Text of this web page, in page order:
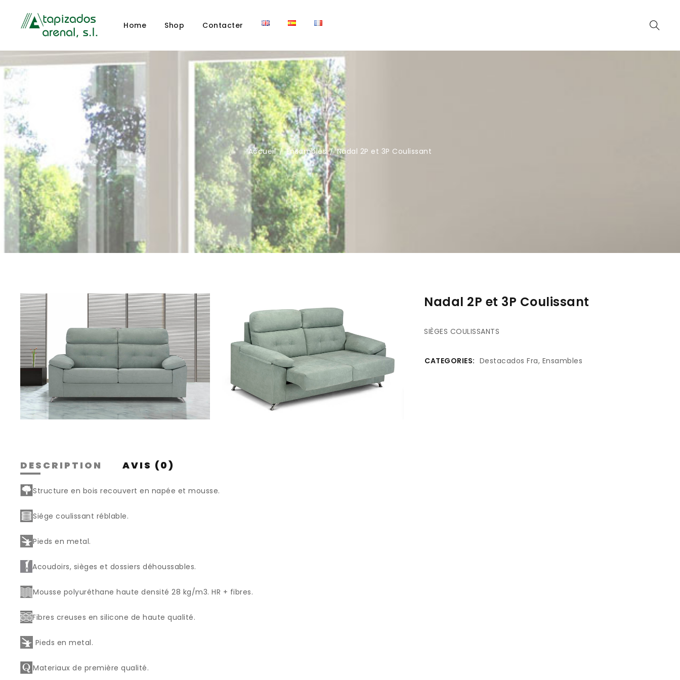
Home Shop Contacter
Accueil / Ensambles / Nadal 2P et 3P Coulissant
Nadal 2P et 3P Coulissant
SIÈGES COULISSANTS
CATEGORIES: Destacados Fra, Ensambles
DESCRIPTION AVIS (0)
Structure en bois recouvert en napée et mousse.
Siége coulissant réblable.
Pieds en metal.
Acoudoirs, sièges et dossiers déhoussables.
Mousse polyuréthane haute densité 28 kg/m3. HR + fibres.
Fibres creuses en silicone de haute qualité.
Pieds en metal.
Materiaux de première qualité.